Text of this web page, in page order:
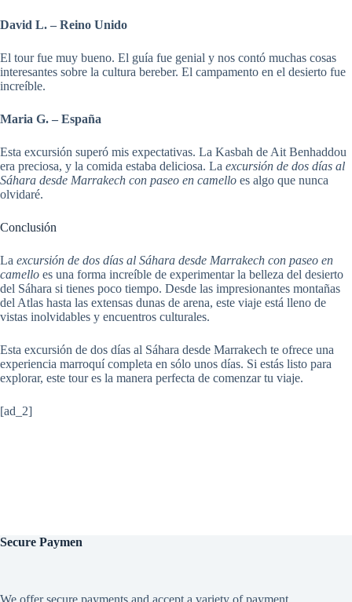
David L. – Reino Unido
El tour fue muy bueno. El guía fue genial y nos contó muchas cosas
interesantes sobre la cultura bereber. El campamento en el desierto fue
increíble.
Maria G. – España
Esta excursión superó mis expectativas. La Kasbah de Ait Benhaddou
era preciosa, y la comida estaba deliciosa. La excursión de dos días al
Sáhara desde Marrakech con paseo en camello es algo que nunca
olvidaré.
Conclusión
La excursión de dos días al Sáhara desde Marrakech con paseo en
camello es una forma increíble de experimentar la belleza del desierto
del Sáhara si tienes poco tiempo. Desde las impresionantes montañas
del Atlas hasta las extensas dunas de arena, este viaje está lleno de
vistas inolvidables y encuentros culturales.
Esta excursión de dos días al Sáhara desde Marrakech te ofrece una
experiencia marroquí completa en sólo unos días. Si estás listo para
explorar, este tour es la manera perfecta de comenzar tu viaje.
[ad_2]
Secure Paymen
We offer secure payments and accept a variety of payment